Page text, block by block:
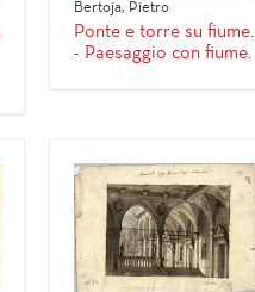
Bertoja, Pietro
Ponte e torre su fiume.
- Paesaggio con fiume.